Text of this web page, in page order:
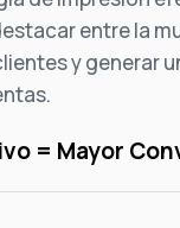
entre la
y generar
= Mayor